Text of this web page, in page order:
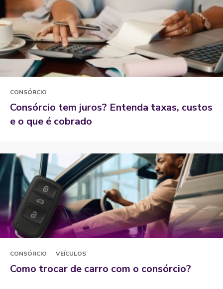
CONSÓRCIO
Consórcio tem juros? Entenda taxas, custos
e o que é cobrado
CONSÓRCIO VEÍCULOS
Como trocar de carro com o consórcio?